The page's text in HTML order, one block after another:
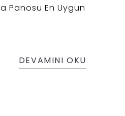
Panosu En Uygun
DEVAMINI OKU